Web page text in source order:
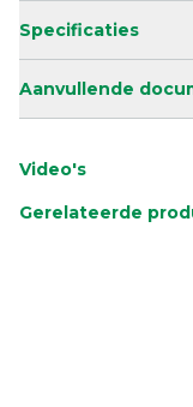
Specificaties
Aanvullende
Video's
Gerelateerde